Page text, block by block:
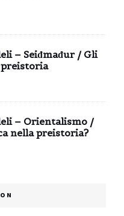
– Seiđmađur / Gli
– Orientalismo /
nella preistoria?